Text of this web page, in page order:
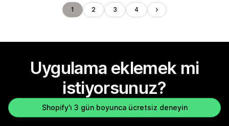
1 2 3 4
Uygulama eklemek mi
istiyorsunuz?
Shopify'ı 3 gün boyunca ücretsiz deneyin